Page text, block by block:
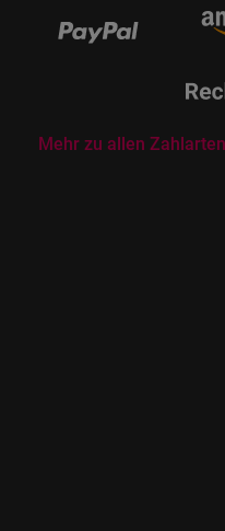
Mehr zu allen Zahlarten